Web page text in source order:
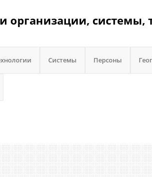
организации, системы,
Системы Персоны